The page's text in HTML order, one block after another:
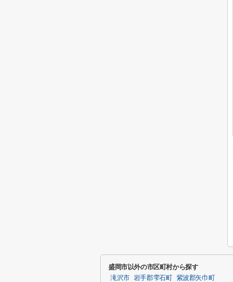
盛岡市以外の市区町村から探す
滝沢市 岩手郡雫石町 紫波郡矢巾町